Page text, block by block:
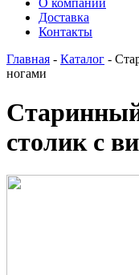
О компании
Доставка
Контакты
Главная - Каталог -
ногами
столик с